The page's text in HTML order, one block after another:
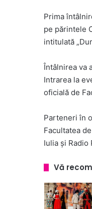
Prima
pe părintele
intitulată
Întâlnirea va
Intrarea la
oficială de
Parteneri în
Facultatea
Iulia și Radio
Vă